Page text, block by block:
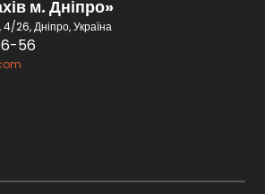
м. Дніпро»
26, Дніпро, Україна
56